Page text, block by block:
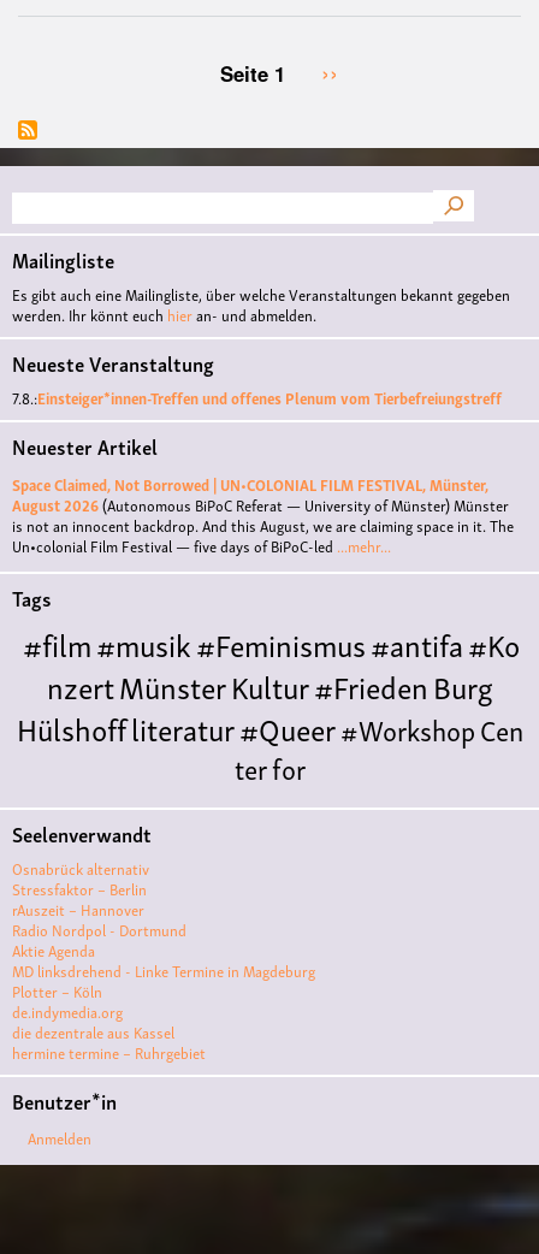
Seite 1
Nächste
››
Suche
Mailingliste
Es gibt auch eine Mailingliste, über welche Veranstaltungen bekannt gegeben
werden. Ihr könnt euch hieran- und abmelden.
Neueste Veranstaltung
7.8.:Einsteiger*innen-Treffen und offenes Plenum vom Tierbefreiungstreff
Neuester Artikel
Space Claimed, Not Borrowed | UN•COLONIAL FILM FESTIVAL, Münster,
August 2026(Autonomous BiPoC Referat — University of Münster)Münster
is not an innocent backdrop. And this August, we are claiming space in it. The
Un•colonial Film Festival — five days of BiPoC-led ...mehr...
Tags
#film#musik#Feminismus#antifa#Ko
nzertMünsterKultur#FriedenBurg
Hülshoffliteratur#Queer#WorkshopCen
ter for
LiteraturePolyamoriePolytreff#liveKonzert
Polyamorietreff
Monogamie
ismuskunstantisemitismus
urDFG-
VKqueer
ve#film #kino #filmwerkstatt
#filmclub#Münster#BLACKBOXpunk#kino
#menschenrechte
#Ausstellun
#diskussion
#an
Seelenverwandt
Osnabrück alternativ
Stressfaktor – Berlin
rAuszeit – Hannover
Radio Nordpol - Dortmund
Aktie Agenda
MD linksdrehend - Linke Termine in Magdeburg
Plotter – Köln
de.indymedia.org
die dezentrale aus Kassel
hermine termine – Ruhrgebiet
Benutzer*in
Anmelden